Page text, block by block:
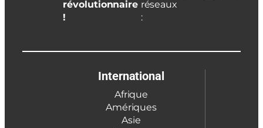
révolutionnaire
!
réseaux
:
International
Afrique
Amériques
Asie